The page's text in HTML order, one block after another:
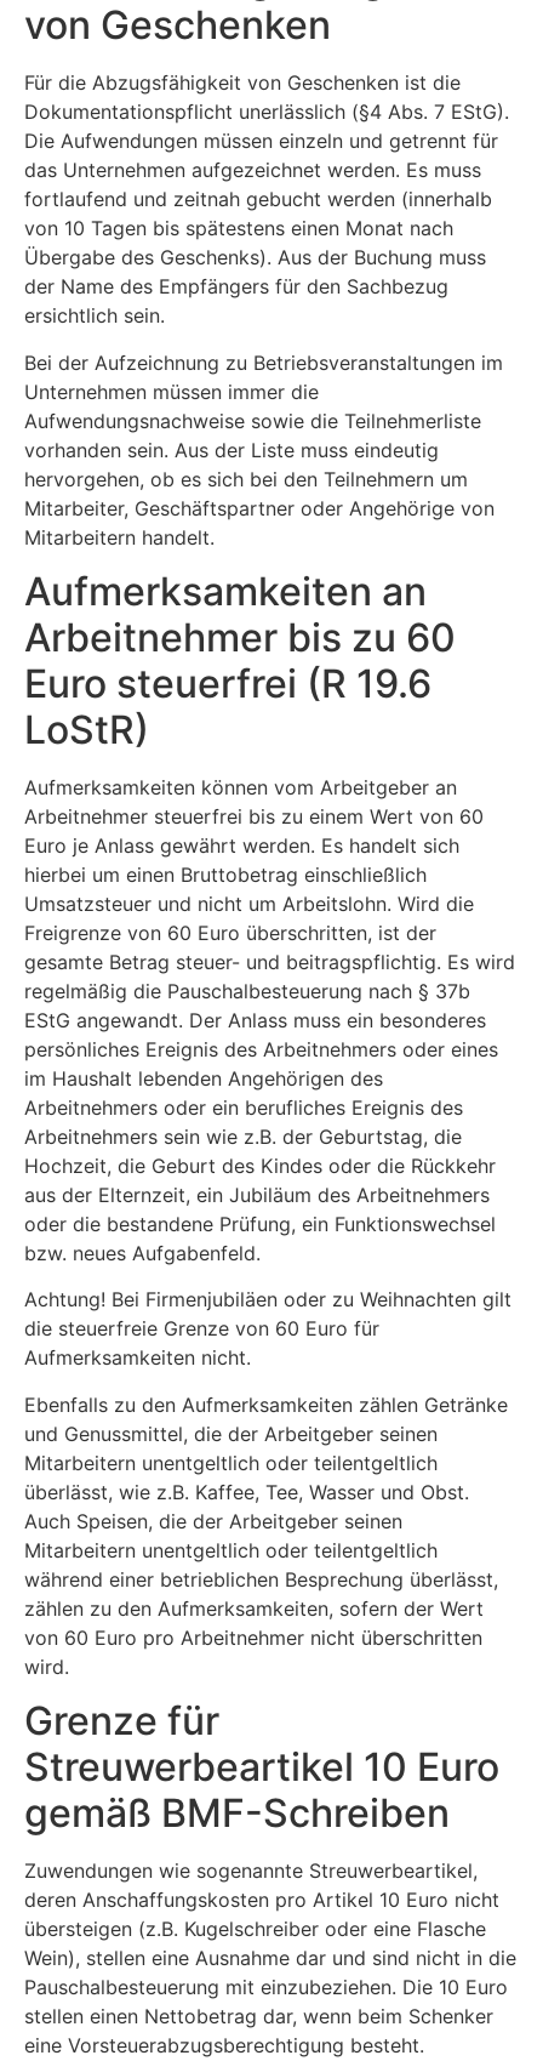
von Geschenken
Für die Abzugsfähigkeit von Geschenken ist die
Dokumentationspflicht unerlässlich (§4 Abs. 7 EStG).
Die Aufwendungen müssen einzeln und getrennt für
das Unternehmen aufgezeichnet werden. Es muss
fortlaufend und zeitnah gebucht werden (innerhalb
von 10 Tagen bis spätestens einen Monat nach
Übergabe des Geschenks). Aus der Buchung muss
der Name des Empfängers für den Sachbezug
ersichtlich sein.
Bei der Aufzeichnung zu Betriebsveranstaltungen im
Unternehmen müssen immer die
Aufwendungsnachweise sowie die Teilnehmerliste
vorhanden sein. Aus der Liste muss eindeutig
hervorgehen, ob es sich bei den Teilnehmern um
Mitarbeiter, Geschäftspartner oder Angehörige von
Mitarbeitern handelt.
Aufmerksamkeiten an
Arbeitnehmer bis zu 60
Euro steuerfrei (R 19.6
LoStR)
Aufmerksamkeiten können vom Arbeitgeber an
Arbeitnehmer steuerfrei bis zu einem Wert von 60
Euro je Anlass gewährt werden. Es handelt sich
hierbei um einen Bruttobetrag einschließlich
Umsatzsteuer und nicht um Arbeitslohn. Wird die
Freigrenze von 60 Euro überschritten, ist der
gesamte Betrag steuer- und beitragspflichtig. Es wird
regelmäßig die Pauschalbesteuerung nach § 37b
EStG angewandt. Der Anlass muss ein besonderes
persönliches Ereignis des Arbeitnehmers oder eines
im Haushalt lebenden Angehörigen des
Arbeitnehmers oder ein berufliches Ereignis des
Arbeitnehmers sein wie z.B. der Geburtstag, die
Hochzeit, die Geburt des Kindes oder die Rückkehr
aus der Elternzeit, ein Jubiläum des Arbeitnehmers
oder die bestandene Prüfung, ein Funktionswechsel
bzw. neues Aufgabenfeld.
Achtung! Bei Firmenjubiläen oder zu Weihnachten gilt
die steuerfreie Grenze von 60 Euro für
Aufmerksamkeiten nicht.
Ebenfalls zu den Aufmerksamkeiten zählen Getränke
und Genussmittel, die der Arbeitgeber seinen
Mitarbeitern unentgeltlich oder teilentgeltlich
überlässt, wie z.B. Kaffee, Tee, Wasser und Obst.
Auch Speisen, die der Arbeitgeber seinen
Mitarbeitern unentgeltlich oder teilentgeltlich
während einer betrieblichen Besprechung überlässt,
zählen zu den Aufmerksamkeiten, sofern der Wert
von 60 Euro pro Arbeitnehmer nicht überschritten
wird.
Grenze für
Streuwerbeartikel 10 Euro
gemäß BMF-Schreiben
Zuwendungen wie sogenannte Streuwerbeartikel,
deren Anschaffungskosten pro Artikel 10 Euro nicht
übersteigen (z.B. Kugelschreiber oder eine Flasche
Wein), stellen eine Ausnahme dar und sind nicht in die
Pauschalbesteuerung mit einzubeziehen. Die 10 Euro
stellen einen Nettobetrag dar, wenn beim Schenker
eine Vorsteuerabzugsberechtigung besteht.